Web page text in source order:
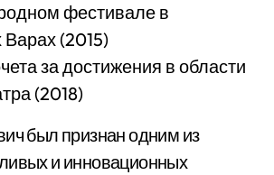
фестивале в
(2015)
за достижения в области
(2018)
был признан одним из
и инновационных